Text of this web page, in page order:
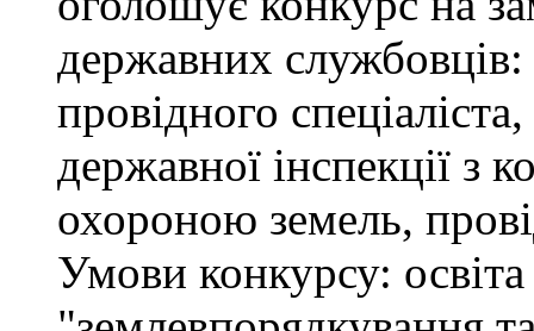
державних службовців:
провідного
державної інспекції з
охороною земель,
Умови конкурсу: